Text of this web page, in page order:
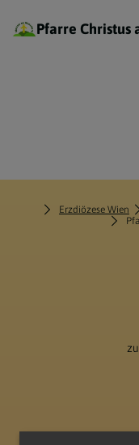
Pfarre Christus
Erzdiözese Wien